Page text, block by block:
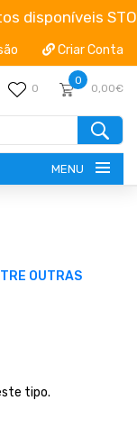
disponíveis
Criar Conta
0
0
0,00€
MENU
OUTRAS
tipo.